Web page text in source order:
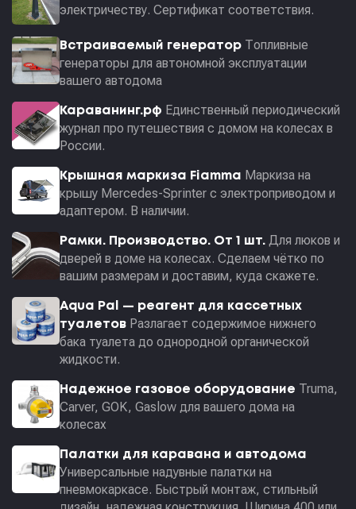
электричеству. Сертификат соответствия.
Встраиваемый генератор Топливные
генераторы для автономной эксплуатации
вашего автодома
Караванинг.рф Единственный периодический
журнал про путешествия с домом на колесах в
России.
Крышная маркиза Fiamma Маркиза на
крышу Mercedes-Sprinter с электроприводом и
адаптером. В наличии.
Рамки. Производство. От 1 шт. Для люков и
дверей в доме на колесах. Сделаем чётко по
вашим размерам и доставим, куда скажете.
Aqua Pal — pеагент для кассетных
туалетов Разлагает содержимое нижнего
бака туалета до однородной органической
жидкости.
Надежное газовое оборудование Truma,
Carver, GOK, Gaslow для вашего дома на
колесах
Палатки для каравана и автодома
Универсальные надувные палатки на
пневмокаркасе. Быстрый монтаж, стильный